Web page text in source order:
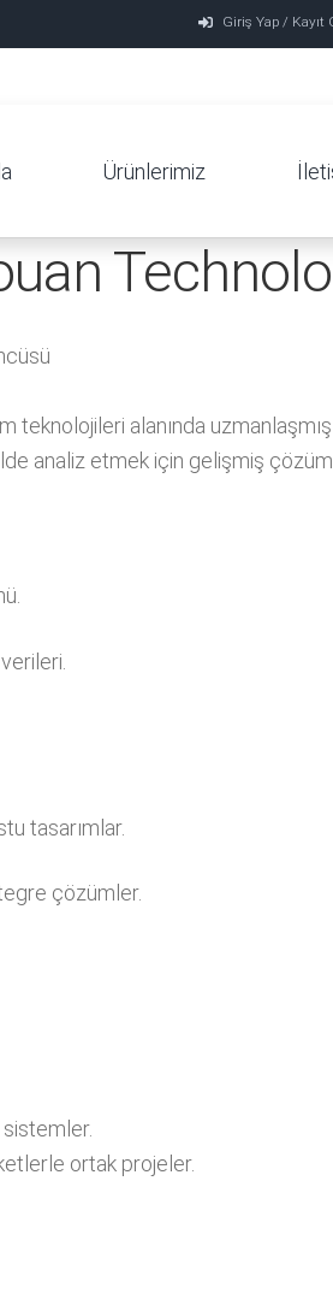
Giriş Yap / Kayıt
Ürünlerimiz
teknolojileri alanında
analiz etmek için gelişmiş
tasarımlar.
çözümler.
ortak projeler.